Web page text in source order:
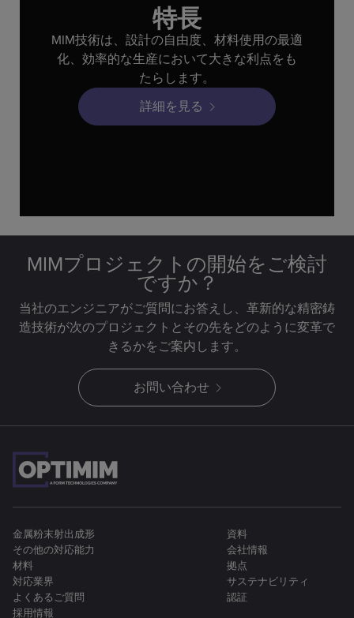
特長
MIM技術は、設計の自由度、材料使用の最適
化、効率的な生産において大きな利点をも
たらします。
詳細を見る
MIMプロジェクトの開始をご検討
ですか？
当社のエンジニアがご質問にお答えし、革新的な精密鋳
造技術が次のプロジェクトとその先をどのように変革で
きるかをご案内します。
お問い合わせ
金属粉末射出成形
その他の対応能力
材料
対応業界
よくあるご質問
資料
会社情報
拠点
サステナビリティ
認証
採用情報